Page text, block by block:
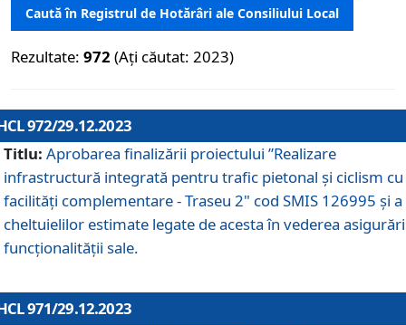
Caută în Registrul de Hotărâri ale Consiliului Local
Rezultate: 972 (Ați căutat: 2023)
972/29.12.2023
Titlu: Aprobarea finalizării proiectului ”Realizare
infrastructură integrată pentru trafic pietonal și ciclism cu
facilități complementare - Traseu 2" cod SMIS 126995 și a
cheltuielilor estimate legate de acesta în vederea
funcționalității sale.
971/29.12.2023